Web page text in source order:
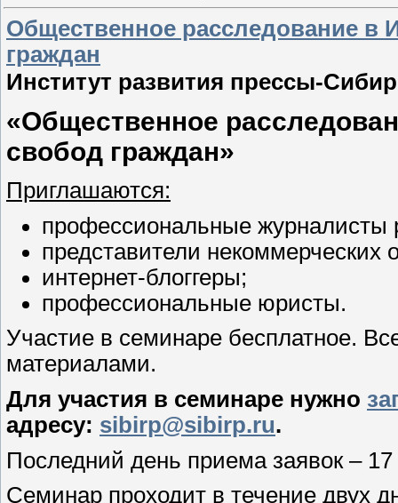
Общественное расследование в
граждан
Институт развития прессы-
«Общественное
свобод граждан»
Приглашаются:
профессиональные
представители некоммерческих
интернет-блоггеры;
профессиональные юристы.
Участие в семинаре бесплатное.
материалами.
Для участия в семинаре нужно
адресу: sibirp@sibirp.ru.
Последний день приема заявок – 17
Семинар проходит в течение двух